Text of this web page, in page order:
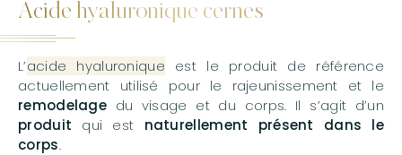
c
t
Acide hyaluronique cernes
L’acide hyaluronique est le produit de référence
actuellement utilisé pour le rajeunissement et le
remodelage du visage et du corps. Il s’agit d’un
produit qui est naturellement
présent dans le
corps.